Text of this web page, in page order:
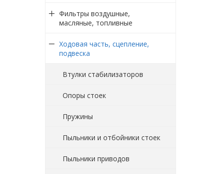
Фильтры воздушные,
масляные, топливные
Ходовая часть, сцепление,
подвеска
Втулки стабилизаторов
Опоры стоек
Пружины
Пыльники и отбойники стоек
Пыльники приводов